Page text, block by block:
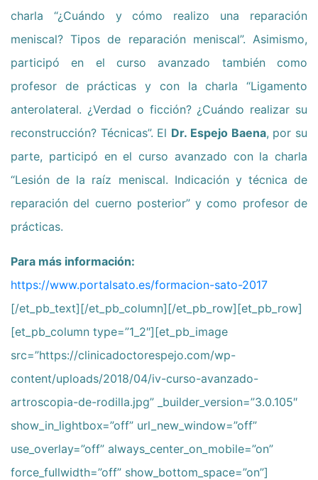
charla “¿Cuándo y cómo realizo una reparación
meniscal? Tipos de reparación meniscal”. Asimismo,
participó en el curso avanzado también como
profesor de prácticas y con la charla “Ligamento
anterolateral. ¿Verdad o ficción? ¿Cuándo realizar su
reconstrucción? Técnicas”. El Dr. Espejo Baena, por su
parte, participó en el curso avanzado con la charla
“Lesión de la raíz meniscal. Indicación y técnica de
reparación del cuerno posterior” y como profesor de
prácticas.
Para más información:
https://www.portalsato.es/formacion-sato-2017
[/et_pb_text][/et_pb_column][/et_pb_row][et_pb_row]
[et_pb_column type=”1_2″][et_pb_image
src=”https://clinicadoctorespejo.com/wp-
content/uploads/2018/04/iv-curso-avanzado-
artroscopia-de-rodilla.jpg” _builder_version=”3.0.105″
show_in_lightbox=”off” url_new_window=”off”
use_overlay=”off” always_center_on_mobile=”on”
force_fullwidth=”off” show_bottom_space=”on”]